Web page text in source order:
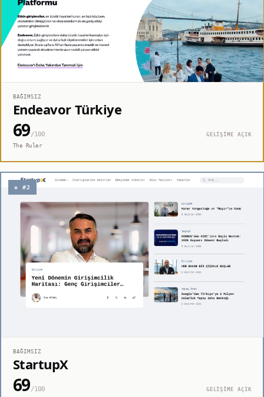
BAĞIMSIZ
Endeavor Türkiye
69/100
GELİŞİME AÇIK
The Ruler
◈ #2
BAĞIMSIZ
StartupX
69/100 GELİŞİME AÇIK